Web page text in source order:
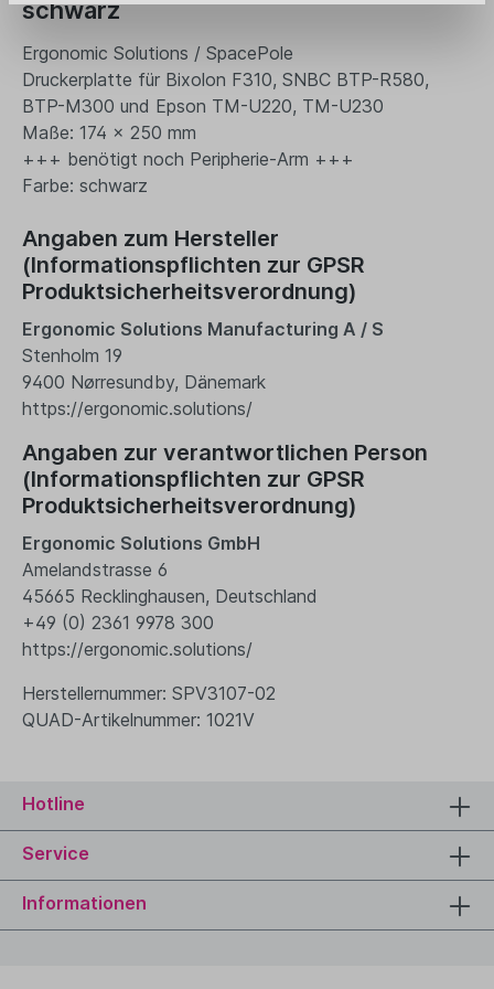
schwarz
Ergonomic Solutions / SpacePole
Druckerplatte für Bixolon F310, SNBC BTP-R580,
BTP-M300 und Epson TM-U220, TM-U230
Maße: 174 x 250 mm
+++ benötigt noch Peripherie-Arm +++
Farbe: schwarz
Angaben zum Hersteller
(Informationspflichten zur GPSR
Produktsicherheitsverordnung)
Ergonomic Solutions Manufacturing A / S
Stenholm 19
9400 Nørresundby, Dänemark
https://ergonomic.solutions/
Angaben zur verantwortlichen Person
(Informationspflichten zur GPSR
Produktsicherheitsverordnung)
Ergonomic Solutions GmbH
Amelandstrasse 6
45665 Recklinghausen, Deutschland
+49 (0) 2361 9978 300
https://ergonomic.solutions/
Herstellernummer: SPV3107-02
QUAD-Artikelnummer: 1021V
Hotline
Service
Informationen